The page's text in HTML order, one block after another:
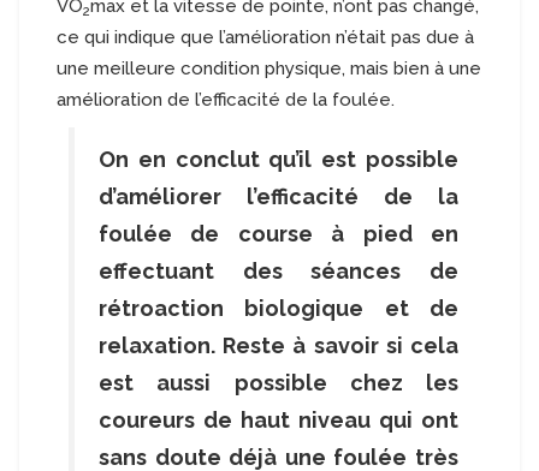
VO2max et la vitesse de pointe, n’ont pas changé,
ce qui indique que l’amélioration n’était pas due à
une meilleure condition physique, mais bien à une
amélioration de l’efficacité de la foulée.
On en conclut qu’il est possible
d’améliorer l’efficacité de la
foulée de course à pied en
effectuant des séances de
rétroaction biologique et de
relaxation. Reste à savoir si cela
est aussi possible chez les
coureurs de haut niveau qui ont
sans doute déjà une foulée très